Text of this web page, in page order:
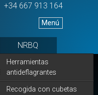
+34 667 913 164
Menú
NRBQ
Herramientas
antideflagrantes
Recogida con cubetas